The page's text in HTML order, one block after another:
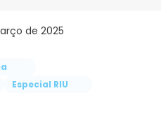
de 2025
Especial RIU